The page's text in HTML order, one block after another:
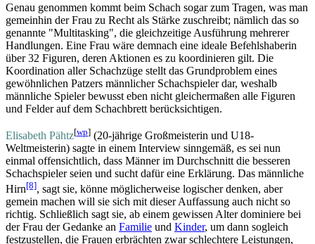
Genau genommen kommt beim Schach sogar zum Tragen, was man
gemeinhin der Frau zu Recht als Stärke zuschreibt; nämlich das so
genannte "Multitasking", die gleichzeitige Ausführung mehrerer
Handlungen. Eine Frau wäre demnach eine ideale Befehls­haberin
über 32 Figuren, deren Aktionen es zu koordinieren gilt. Die
Koordination aller Schachzüge stellt das Grundproblem eines
gewöhnlichen Patzers männlicher Schachspieler dar, weshalb
männliche Spieler bewusst eben nicht gleichermaßen alle Figuren
und Felder auf dem Schachbrett berücksichtigen.
Elisabeth Pähtz[wp] (20-jährige Großmeisterin und U18-
Weltmeisterin) sagte in einem Interview sinngemäß, es sei nun
einmal offensichtlich, dass Männer im Durchschnitt die besseren
Schachspieler seien und sucht dafür eine Erklärung. Das männliche
Hirn[8], sagt sie, könne möglicherweise logischer denken, aber
gemein machen will sie sich mit dieser Auffassung auch nicht so
richtig. Schließlich sagt sie, ab einem gewissen Alter dominiere bei
der Frau der Gedanke an Familie und Kinder, um dann sogleich
festzustellen, die Frauen erbrächten zwar schlechtere Leistungen,